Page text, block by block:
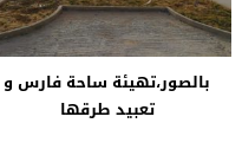
بالصور،تهيئة ساحة فارس و
تعبيد طرقها